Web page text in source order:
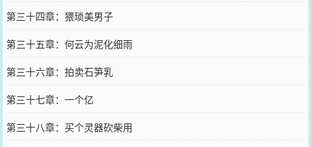
第三十四章：猥琐美男子
第三十五章：何云为泥化细雨
第三十六章：拍卖石笋乳
第三十七章：一个亿
第三十八章：买个灵器砍柴用